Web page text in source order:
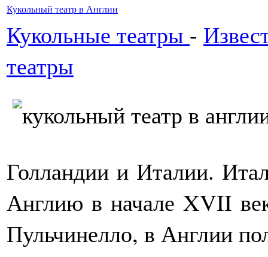
Кукольный театр в Англии
Кукольные театры -
театры
Голландии и Италии.
Англию в начале XVII
Пульчинелло, в Англии